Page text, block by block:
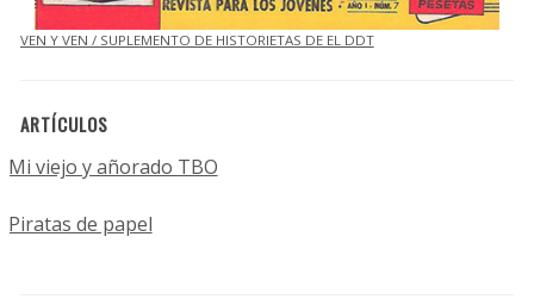
VEN Y VEN / SUPLEMENTO DE HISTORIETAS DE EL DDT
ARTÍCULOS
Mi viejo y añorado TBO
Piratas de papel